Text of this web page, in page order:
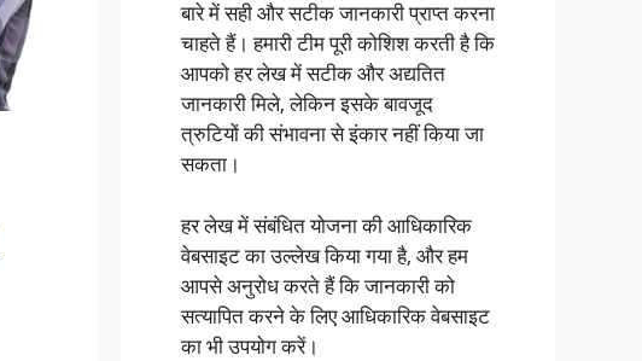
बारे में सही और सटीक जानकारी प्राप्त करना
चाहते हैं। हमारी टीम पूरी कोशिश करती है कि
आपको हर लेख में सटीक और अद्यतित
जानकारी मिले, लेकिन इसके बावजूद
त्रुटियों की संभावना से इंकार नहीं किया जा
सकता।
हर लेख में संबंधित योजना की आधिकारिक
वेबसाइट का उल्लेख किया गया है, और हम
आपसे अनुरोध करते हैं कि जानकारी को
सत्यापित करने के लिए आधिकारिक वेबसाइट
का भी उपयोग करें।